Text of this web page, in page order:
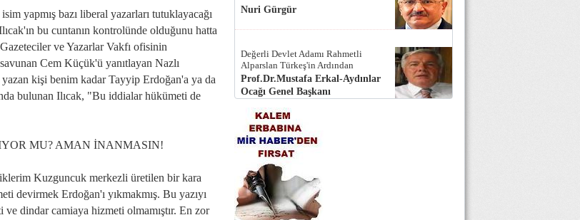
yapmış bazı liberal yazarları tutuklayacağı
bu cuntanın kontrolünde olduğunu hatta
ve Yazarlar Vakfı ofisinin
Cem Küçük'ü yanıtlayan Nazlı
yazan kişi benim kadar Tayyip Erdoğan'a ya da
bulunan Ilıcak, "Bu iddialar hükümeti de
MU? AMAN İNANMASIN!
Kuzguncuk merkezli üretilen bir kara
devirmek Erdoğan'ı yıkmakmış. Bu yazıyı
dindar camiaya hizmeti olmamıştır. En zor
Nuri Gürgür
Değerli Devlet Adamı Rahmetli
Alparslan Türkeş'in Ardından
Prof.Dr.Mustafa Erkal-Aydınlar
Ocağı Genel Başkanı